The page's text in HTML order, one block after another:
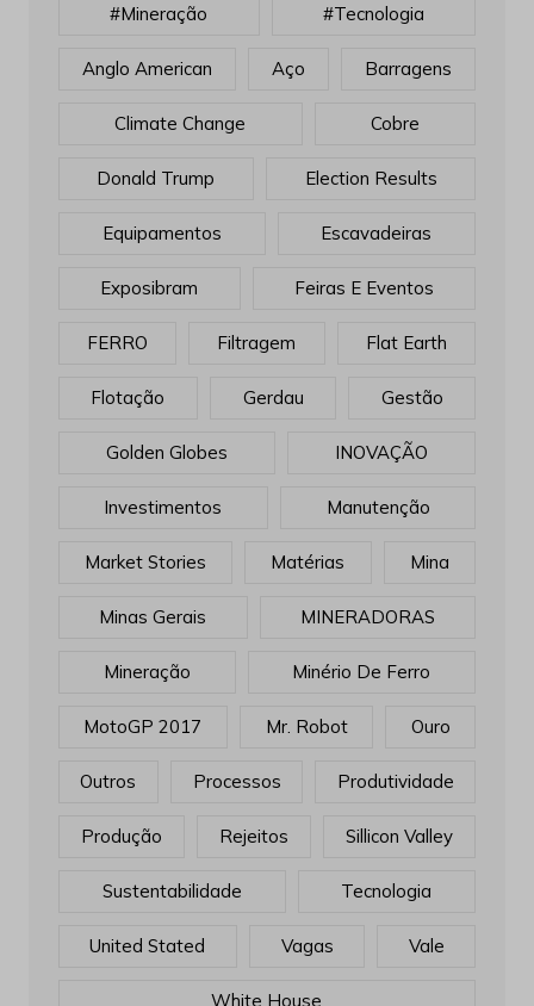
#mineração #tecnologia
Anglo American Aço Barragens
Climate Change Cobre
Donald Trump Election Results
Equipamentos Escavadeiras
Exposibram Feiras E Eventos
FERRO Filtragem Flat Earth
Flotação Gerdau Gestão
Golden Globes INOVAÇÃO
Investimentos Manutenção
Market Stories Matérias Mina
Minas Gerais MINERADORAS
Mineração Minério De Ferro
MotoGP 2017 Mr. Robot Ouro
Outros Processos Produtividade
Produção Rejeitos Sillicon Valley
Sustentabilidade Tecnologia
United Stated Vagas Vale
White House